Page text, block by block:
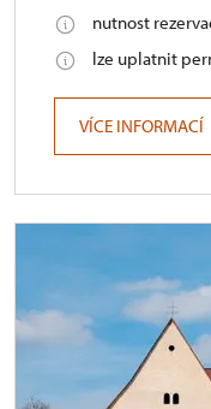
nutnost
lze uplatnit
VÍCE INFORMACÍ